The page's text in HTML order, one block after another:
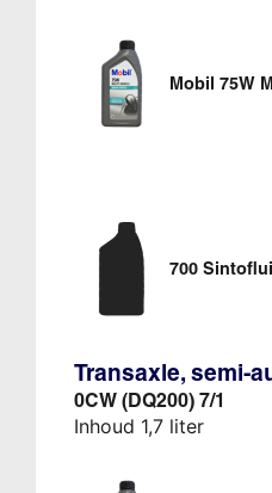
Mobil 75W
700
Transaxle, semi-
0CW (DQ200) 7/1
Inhoud 1,7 liter